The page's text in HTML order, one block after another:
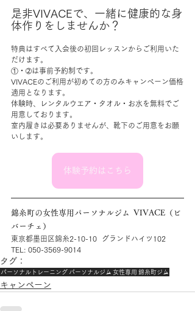
是非VIVACEで、一緒に健康的な身
体作りをしませんか？
特典はすべて入会後の初回レッスンからご利用いた
だけます。
①・➁は事前予約制です。
VIVACEのご利用が初めての方のみキャンペーン価格
適用となります。
体験時、レンタルウエア・タオル・お水を無料でご
用意しております。
室内履きは必要ありませんが、靴下のご用意をお願
いします。
体験予約はこちら
錦糸町の女性専用パーソナルジム  VIVACE（ビ
バーチェ）
東京都墨田区錦糸2-10-10  ​グランドハイツ102
TEL: 050-3569-9014
タグ：
パーソナルトレーニング パーソナルジム 女性専用 錦糸町ジム
キャンペーン